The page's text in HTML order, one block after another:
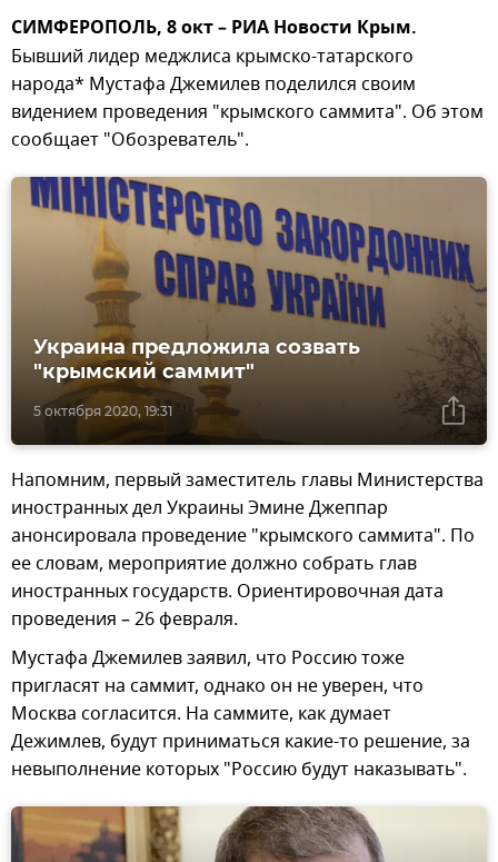
СИМФЕРОПОЛЬ, 8 окт – РИА Новости Крым.
Бывший лидер меджлиса крымско-татарского
народа* Мустафа Джемилев поделился своим
видением проведения "крымского саммита". Об этом
сообщает "Обозреватель".
5 октября 2020, 19:31
Украина предложила созвать
"крымский саммит"
Напомним, первый заместитель главы Министерства
иностранных дел Украины Эмине Джеппар
анонсировала проведение "крымского саммита". По
ее словам, мероприятие должно собрать глав
иностранных государств. Ориентировочная дата
проведения – 26 февраля.
Мустафа Джемилев заявил, что Россию тоже
пригласят на саммит, однако он не уверен, что
Москва согласится. На саммите, как думает
Дежимлев, будут приниматься какие-то решение, за
невыполнение которых "Россию будут наказывать".